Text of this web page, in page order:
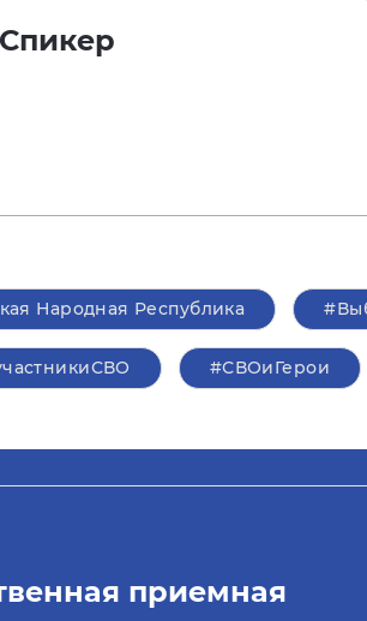
Спикер
Народная Республика
#СВОиГерои
приемная